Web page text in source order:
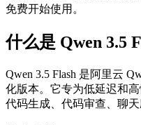
免费开始使用。
什么是 Qwen 3.5
Qwen 3.5 Flash 是阿里云
化版本。它专为低延迟和
代码生成、代码审查、聊